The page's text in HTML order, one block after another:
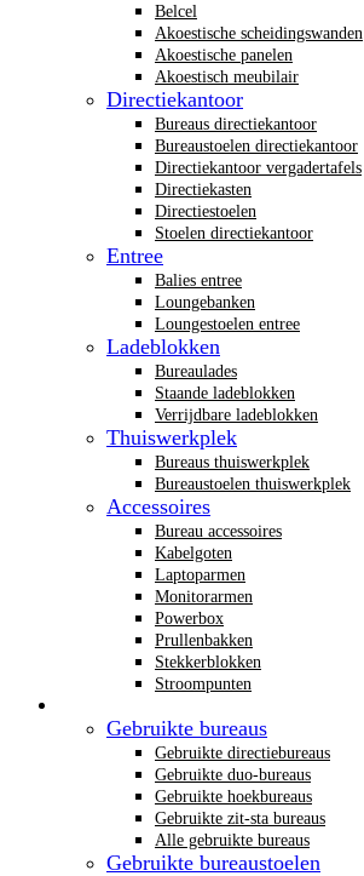
Belcel
Akoestische scheidingswanden
Akoestische panelen
Akoestisch meubilair
Directiekantoor
Bureaus directiekantoor
Bureaustoelen directiekantoor
Directiekantoor vergadertafels
Directiekasten
Directiestoelen
Stoelen directiekantoor
Entree
Balies entree
Loungebanken
Loungestoelen entree
Ladeblokken
Bureaulades
Staande ladeblokken
Verrijdbare ladeblokken
Thuiswerkplek
Bureaus thuiswerkplek
Bureaustoelen thuiswerkplek
Accessoires
Bureau accessoires
Kabelgoten
Laptoparmen
Monitorarmen
Powerbox
Prullenbakken
Stekkerblokken
Stroompunten
Gebruikte bureaus
Gebruikte directiebureaus
Gebruikte duo-bureaus
Gebruikte hoekbureaus
Gebruikte zit-sta bureaus
Alle gebruikte bureaus
Gebruikte bureaustoelen